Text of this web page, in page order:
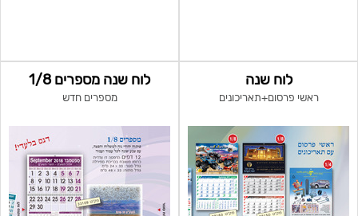
לוח שנה
ראשי פרסום+תאריכונים
לוח שנה מספרים 1/8
מספרים חדש